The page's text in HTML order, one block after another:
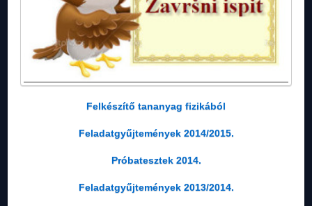
Felkészítő tananyag fizikából
Feladatgyűjtemények 2014/2015.
Próbatesztek 2014.
Feladatgyűjtemények 2013/2014.